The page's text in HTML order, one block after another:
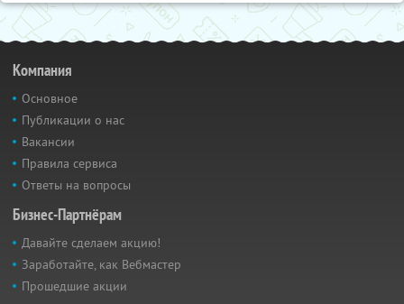
Компания
Основное
Публикации о нас
Вакансии
Правила сервиса
Ответы на вопросы
Бизнес-Партнёрам
Давайте сделаем акцию!
Заработайте, как Вебмастер
Прошедшие акции